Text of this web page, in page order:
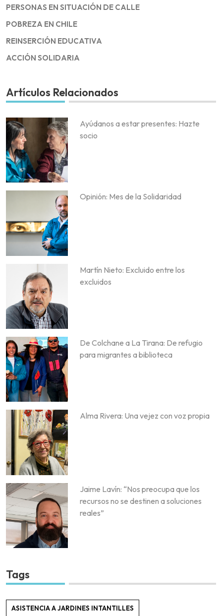
PERSONAS EN SITUACIÓN DE CALLE
POBREZA EN CHILE
REINSERCIÓN EDUCATIVA
ACCIÓN SOLIDARIA
Artículos Relacionados
Ayúdanos a estar presentes: Hazte
socio
Opinión: Mes de la Solidaridad
Martín Nieto: Excluido entre los
excluidos
De Colchane a La Tirana: De refugio
para migrantes a biblioteca
Alma Rivera: Una vejez con voz propia
Jaime Lavín: “Nos preocupa que los
recursos no se destinen a soluciones
reales”
Tags
ASISTENCIA A JARDINES INTANTILLES